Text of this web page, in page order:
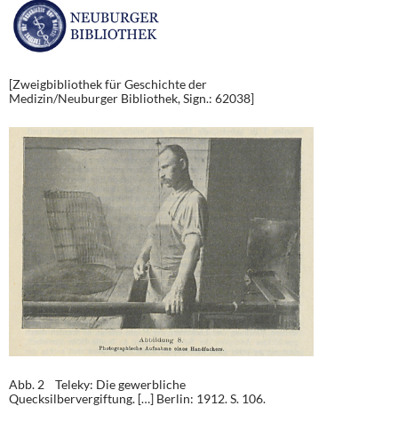
[Zweigbibliothek für Geschichte der
Medizin/Neuburger Bibliothek, Sign.: 62038]
Abb. 2 Teleky: Die gewerbliche
Quecksilbervergiftung. […] Berlin: 1912. S. 106.